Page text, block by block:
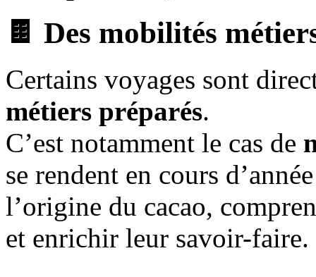
🍫 Des mobilités
Certains voyages sont
métiers préparés.
C’est notamment le cas de
se rendent en cours
l’origine du cacao,
et enrichir leur savoir-faire.